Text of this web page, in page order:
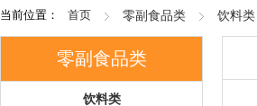
当前位置： 首页 零副食品类 饮料类
零副食品类
饮料类